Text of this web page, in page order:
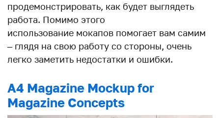
продемонстрировать, как будет выглядеть
работа. Помимо этого
использование мокапов помогает вам самим
– глядя на свою работу со стороны, очень
легко заметить недостатки и ошибки.
A4 Magazine Mockup for
Magazine Concepts